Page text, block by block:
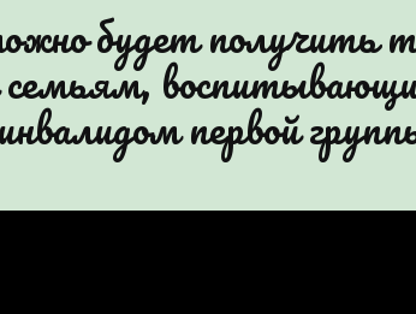
будет получить
семьям,
первой